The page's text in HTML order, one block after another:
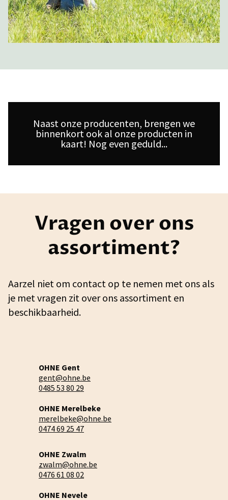
Naast onze producenten, brengen we
binnenkort ook al onze producten in
kaart! Nog even geduld...
Vragen over ons
assortiment?
Aarzel niet om contact op te nemen met ons als
je met vragen zit over ons assortiment en
beschikbaarheid.
OHNE Gent
gent@ohne.be
0485 53 80 29
OHNE Merelbeke
merelbeke@ohne.be
0474 69 25 47
OHNE Zwalm
zwalm@ohne.be
0476 61 08 02
OHNE Nevele